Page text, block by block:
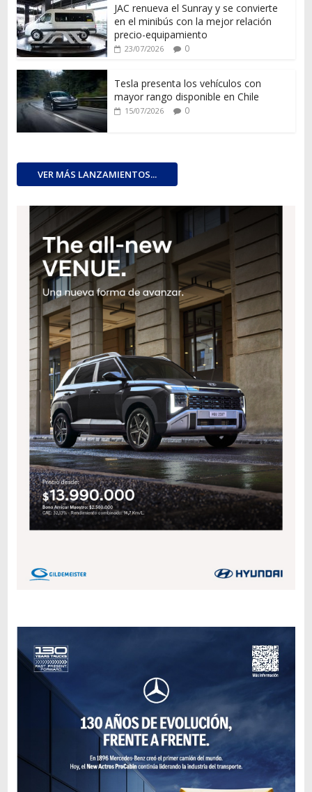
JAC renueva el Sunray y se convierte
en el minibús con la mejor relación
precio-equipamiento
23/07/2026 0
Tesla presenta los vehículos con
mayor rango disponible en Chile
15/07/2026 0
VER MÁS LANZAMIENTOS...